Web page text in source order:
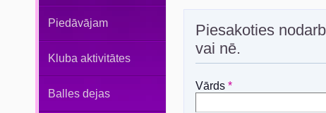
Piedāvājam
Kluba aktivitātes
Balles dejas
Piesakoties
vai nē.
Vārds *